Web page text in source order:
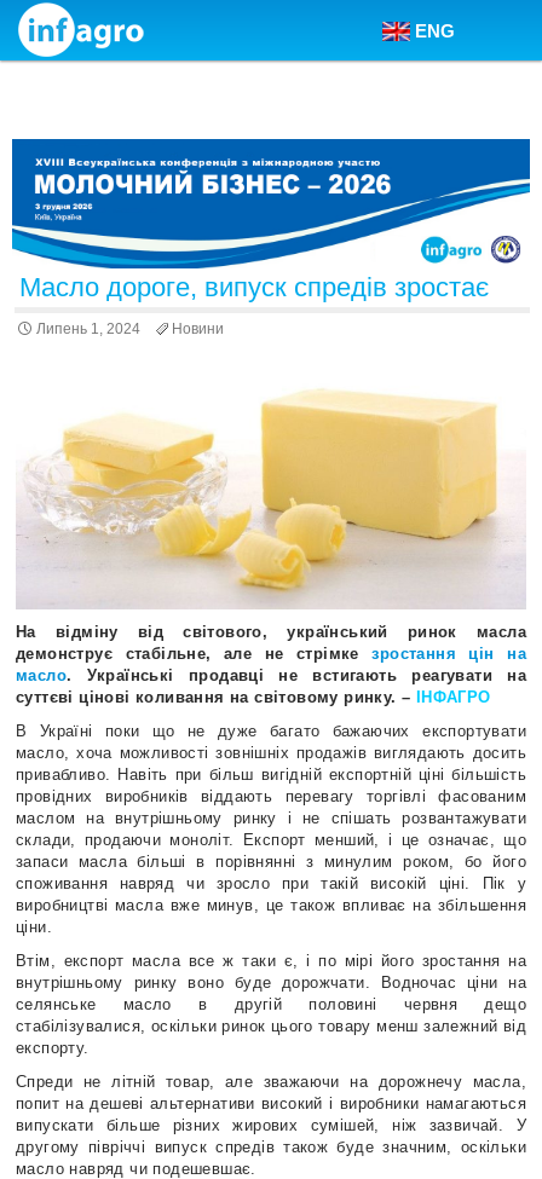
Skip to content
ENG
Масло дороге, випуск спредів зростає
Липень 1, 2024 Новини
На відміну від світового, український ринок масла
демонструє стабільне, але не стрімкезростання цін на
масло. Українські продавці не встигають реагувати на
суттєві цінові коливання на світовому ринку. –
ІНФАГРО
В Україні поки що не дуже багато бажаючих експортувати
масло, хоча можливості зовнішніх продажів виглядають досить
привабливо. Навіть при більш вигідній експортній ціні більшість
провідних виробників віддають перевагу торгівлі фасованим
маслом на внутрішньому ринку і не спішать розвантажувати
склади, продаючи моноліт. Експорт менший, і це означає, що
запаси масла більші в порівнянні з минулим роком, бо його
споживання навряд чи зросло при такій високій ціні. Пік у
виробництві масла вже минув, це також впливає на збільшення
ціни.
Втім, експорт масла все ж таки є, і по мірі його зростання на
внутрішньому ринку воно буде дорожчати. Водночас ціни на
селянське масло в другій половині червня дещо
стабілізувалися, оскільки ринок цього товару менш залежний від
експорту.
Спреди не літній товар, але зважаючи на дорожнечу масла,
попит на дешеві альтернативи високий і виробники намагаються
випускати більше різних жирових сумішей, ніж зазвичай. У
другому півріччі випуск спредів також буде значним, оскільки
масло навряд чи подешевшає.